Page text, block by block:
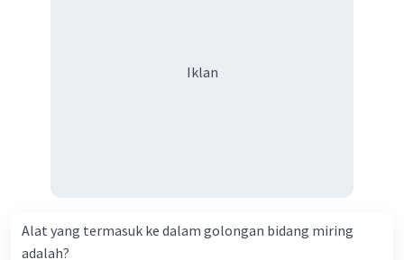
Iklan
Alat yang termasuk ke dalam golongan bidang miring
adalah?